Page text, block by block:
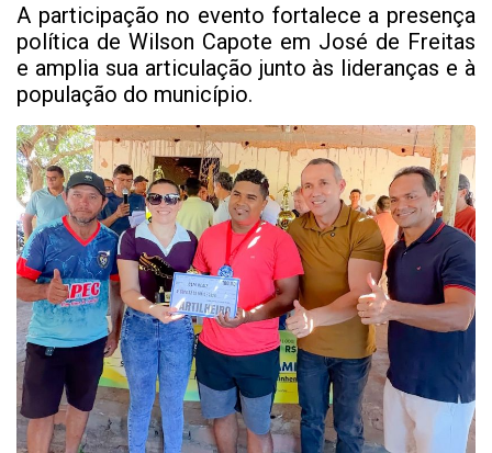
A participação no evento fortalece a presença
política de Wilson Capote em José de Freitas
e amplia sua articulação junto às lideranças e à
população do município.